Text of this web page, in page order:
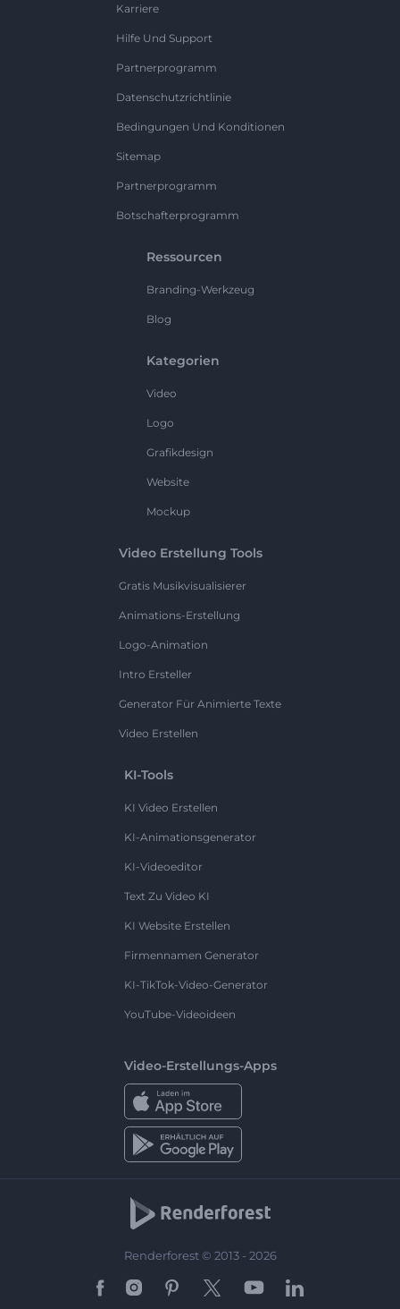
Karriere
Hilfe Und Support
Partnerprogramm
Datenschutzrichtlinie
Bedingungen Und Konditionen
Sitemap
Partnerprogramm
Botschafterprogramm
Ressourcen
Branding-Werkzeug
Blog
Kategorien
Video
Logo
Grafikdesign
Website
Mockup
Video Erstellung Tools
Gratis Musikvisualisierer
Animations-Erstellung
Logo-Animation
Intro Ersteller
Generator Für Animierte Texte
Video Erstellen
KI-Tools
KI Video Erstellen
KI-Animationsgenerator
KI-Videoeditor
Text Zu Video KI
KI Website Erstellen
Firmennamen Generator
KI-TikTok-Video-Generator
YouTube-Videoideen
Video-Erstellungs-Apps
Renderforest © 2013 - 2026